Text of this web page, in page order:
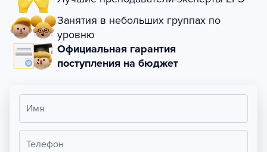
Занятия в небольших группах по
уровню
Официальная гарантия
поступления на бюджет
Имя
Телефон